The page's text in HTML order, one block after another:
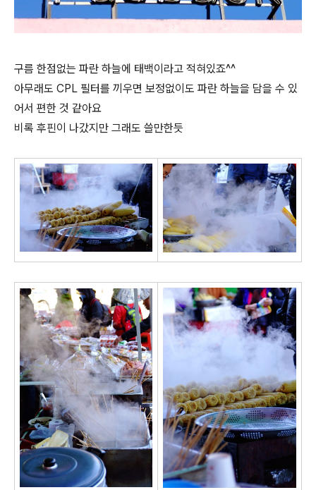
구름 한점없는 파란 하늘에 태백이라고 적혀있죠^^
아무래도 CPL 필터를 끼우면 보정없이도 파란 하늘을 담을 수 있
어서 편한 것 같아요
비록 후핀이 나갔지만 그래도 쓸만한듯